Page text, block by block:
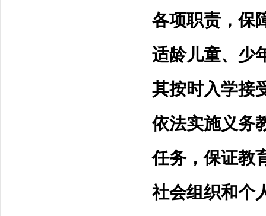
各项职责，保
适龄儿童、少
其按时入学接
依法实施义务
任务，保证教
社会组织和个